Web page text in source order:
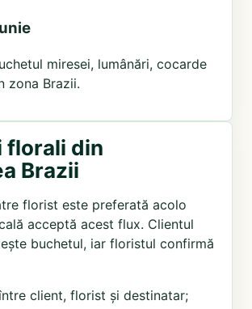
miresei, lumânări, cocarde
zona Brazii.
florali din
Brazii
florist este preferată acolo
acceptă acest flux. Clientul
buchetul, iar floristul confirmă
client, florist și destinatar;